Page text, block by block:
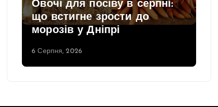
Овочі для посіву в серпні:
що встигне зрости до
морозів у Дніпрі
6 Серпня, 2026